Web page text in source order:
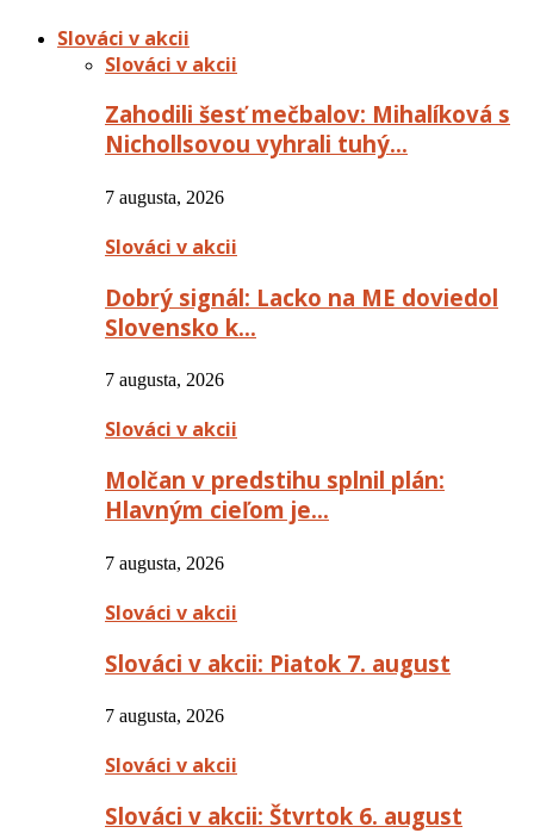
Slováci v akcii
Slováci v akcii
Zahodili šesť mečbalov: Mihalíková s
Nichollsovou vyhrali tuhý…
7 augusta, 2026
Slováci v akcii
Dobrý signál: Lacko na ME doviedol
Slovensko k…
7 augusta, 2026
Slováci v akcii
Molčan v predstihu splnil plán:
Hlavným cieľom je…
7 augusta, 2026
Slováci v akcii
Slováci v akcii: Piatok 7. august
7 augusta, 2026
Slováci v akcii
Slováci v akcii: Štvrtok 6. august